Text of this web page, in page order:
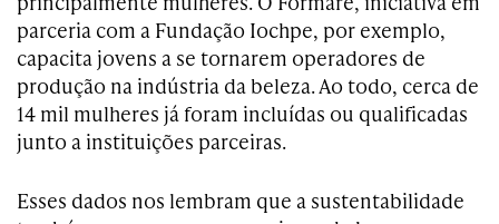
parceria com a Fundação Iochpe, por exemplo,
capacita jovens a se tornarem operadores de
produção na indústria da beleza. Ao todo, cerca de
14 mil mulheres já foram incluídas ou qualificadas
junto a instituições parceiras.
Esses dados nos lembram que a sustentabilidade